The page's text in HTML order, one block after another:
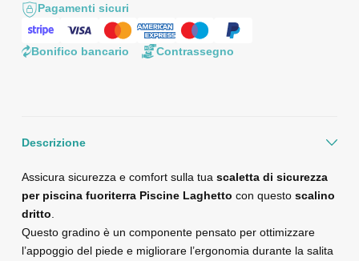
Pagamenti sicuri
Bonifico bancario Contrassegno
Descrizione
Assicura sicurezza e comfort sulla tua scaletta di sicurezza
per piscina fuoriterra Piscine Laghetto con questo scalino
dritto
Questo gradino è un componente pensato per ottimizzare
l’appoggio del piede e migliorare l’ergonomia durante la salita